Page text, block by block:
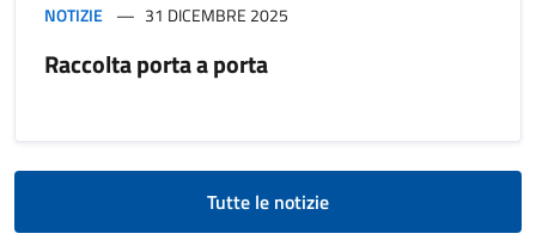
NOTIZIE 31 DICEMBRE 2025
Raccolta porta a porta
Tutte le notizie